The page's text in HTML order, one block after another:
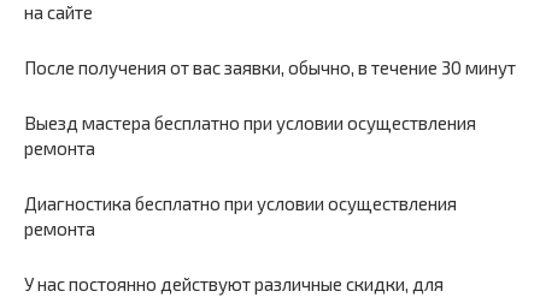
на сайте
После получения от вас заявки, обычно, в течение 30 минут
Выезд мастера бесплатно при условии осуществления
ремонта
Диагностика бесплатно при условии осуществления
ремонта
У нас постоянно действуют различные скидки, для